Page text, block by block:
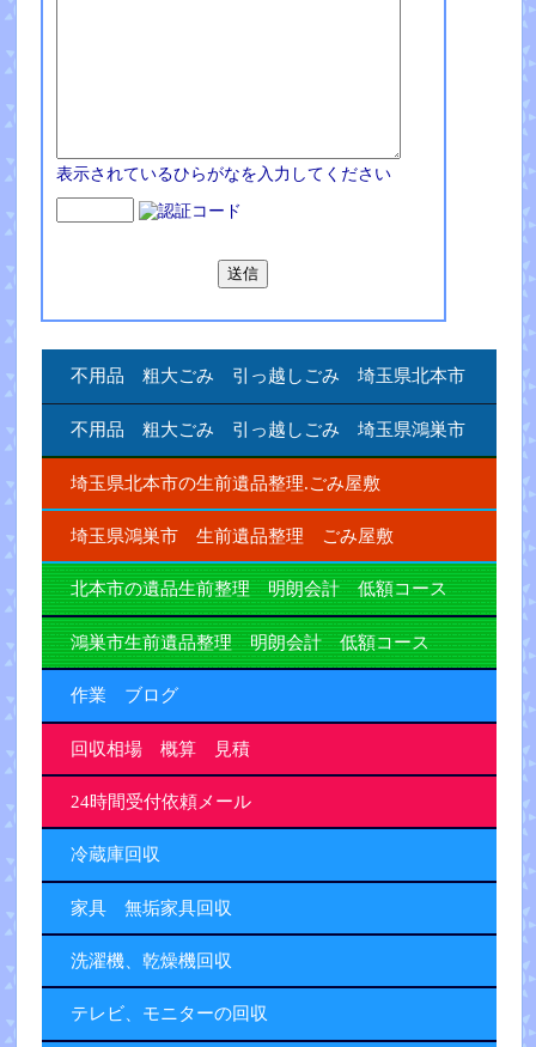
表示されているひらがなを入力してください
不用品 粗大ごみ 引っ越しごみ 埼玉県北本市
不用品 粗大ごみ 引っ越しごみ 埼玉県鴻巣市
埼玉県北本市の生前遺品整理.ごみ屋敷
埼玉県鴻巣市 生前遺品整理 ごみ屋敷
北本市の遺品生前整理 明朗会計 低額コース
鴻巣市生前遺品整理 明朗会計 低額コース
作業 ブログ
回収相場 概算 見積
24時間受付依頼メール
冷蔵庫回収
家具 無垢家具回収
洗濯機、乾燥機回収
テレビ、モニターの回収